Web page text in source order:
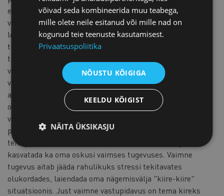
ettevõtte juhtidele ja ekspertidele (4AM OÜ,
vaimnetreening.ee). Liisi tegutseb ka psühholoogia
lektorina Kaitseväe Akadeemias, kus arendab välja vaimse
tugevuse koolitusi, sekkumisi ning õpetades praeguseid ja
tulevasi sõjalisi juhte juhtimis- ja soorituspsühholoogia
valkdonnas. Valdkonna spetsialistina on tema klientidel
väljakutseks mitte ainult oma ekspertvaldkonnas
arenemine, vaid selle rakendamine maksimaalselt. Mida
oskuslikum inimene, seda suuremad eesmärgid ja rohkem
väljakutseid tulemuste saavutamiseks on. Head tegijad
püüavad alati veel paremini ja veel suuremalt oma tööd
teha ja vastavalt oma oskustele valdkonnas on vaja
kasvatada ka oma oskusi vaimses tugevuses. Vaimne
tugevus aitab jääda rahulikuks stressi tekitavates
olukordades, laiendada oma nägemisvälja "kiire-kiire"
situatsioonis. Just vaimne vastupidavus on tema kireks
võivad seda kombineerida muu teabega,
mille olete neile esitanud või mille nad on
kogunud teie teenuste kasutamisest.
Privaatsuspoliitika
NÕUSTU KÕIGIGA
KEELDU KÕIGIST
NÄITA ÜKSIKASJU